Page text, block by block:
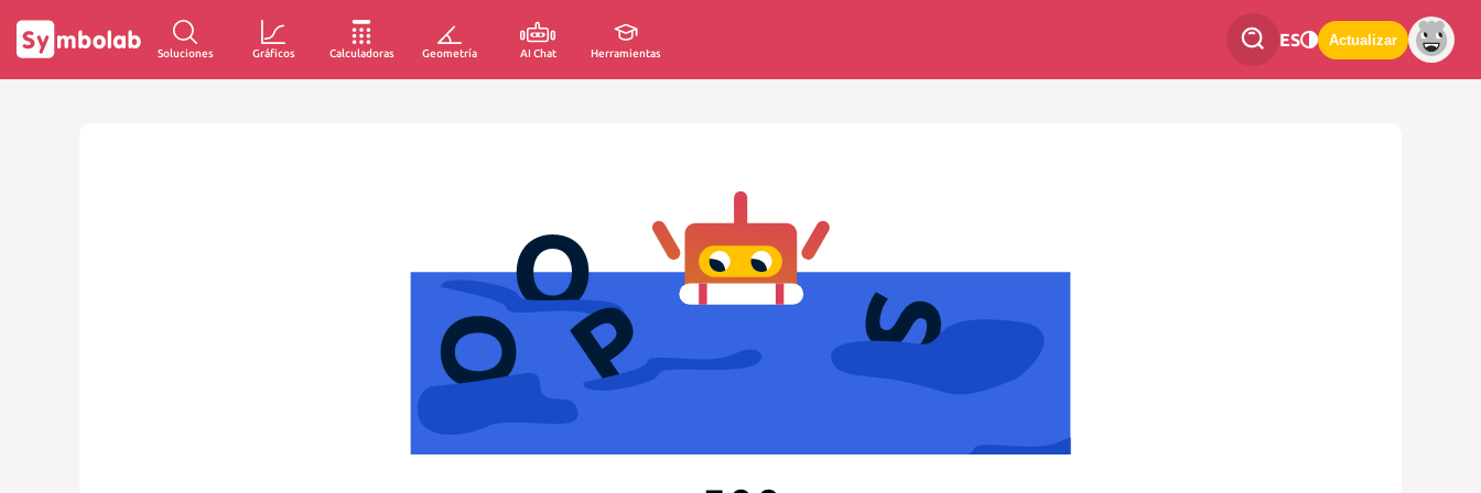
Soluciones Gráficos Calculadoras Geometría AI Chat Herramientas
ES Actualizar